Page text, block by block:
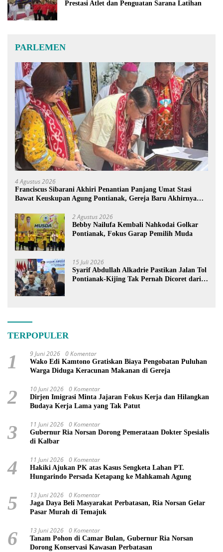
Prestasi Atlet dan Penguatan Sarana Latihan
PARLEMEN
4 Agustus 2026
Franciscus Sibarani Akhiri Penantian Panjang Umat Stasi
Bawat Keuskupan Agung Pontianak, Gereja Baru Akhirnya
2 Agustus 2026
Bebby Nailufa Kembali Nahkodai Golkar
Pontianak, Fokus Garap Pemilih Muda
15 Juli 2026
Syarif Abdullah Alkadrie Pastikan Jalan Tol
Pontianak-Kijing Tak Pernah Dicoret dari
TERPOPULER
1 9 Juni 2026 0 Komentar
Wako Edi Kamtono Gratiskan Biaya Pengobatan Puluhan
Warga Diduga Keracunan Makanan di Gereja
2 10 Juni 2026 0 Komentar
Dirjen Imigrasi Minta Jajaran Fokus Kerja dan Hilangkan
Budaya Kerja Lama yang Tak Patut
3 11 Juni 2026 0 Komentar
Gubernur Ria Norsan Dorong Pemerataan Dokter Spesialis
di Kalbar
4 11 Juni 2026 0 Komentar
Hakiki Ajukan PK atas Kasus Sengketa Lahan PT.
Hungarindo Persada Ketapang ke Mahkamah Agung
5 13 Juni 2026 0 Komentar
Jaga Daya Beli Masyarakat Perbatasan, Ria Norsan Gelar
Pasar Murah di Temajuk
6 13 Juni 2026 0 Komentar
Tanam Pohon di Camar Bulan, Gubernur Ria Norsan
Dorong Konservasi Kawasan Perbatasan